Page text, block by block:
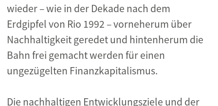
wieder – wie in der Dekade nach dem
Erdgipfel von Rio 1992 – vorneherum über
Nachhaltigkeit geredet und hintenherum die
Bahn frei gemacht werden für einen
ungezügelten Finanzkapitalismus.
Die nachhaltigen Entwicklungsziele und der